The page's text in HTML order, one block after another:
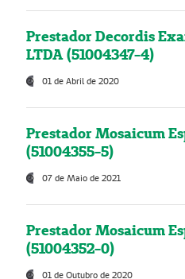
Prestador Decordis
LTDA (51004347-4)
01 de Abril de 2020
Prestador Mosaicum
(51004355-5)
07 de Maio de 2021
Prestador Mosaicum
(51004352-0)
01 de Outubro de 2020